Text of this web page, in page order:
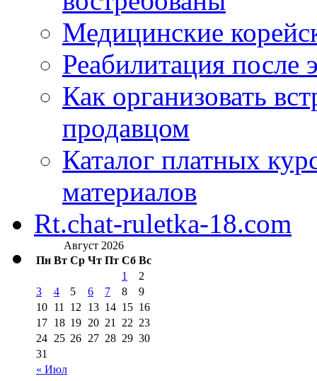
Медицинские
Реабилитация после
Как организовать
продавцом
Каталог платных
материалов
Rt.chat-ruletka-18.com
Август 2026
Пн Вт Ср Чт Пт Сб Вс
« Июл
1
2
3
4 5 6 7 8
9
10 11 12 13 14 15 16
17 18 19 20 21 22 23
24 25 26 27 28 29 30
31